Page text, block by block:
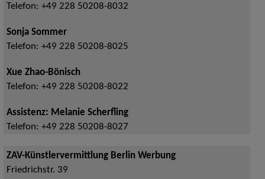
Telefon: +49 228 50208-8032
Sonja Sommer
Telefon: +49 228 50208-8025
Xue Zhao-Bönisch
Telefon: +49 228 50208-8022
Assistenz: Melanie Scherfling
Telefon: +49 228 50208-8027
ZAV-Künstlervermittlung Berlin Werbung
Friedrichstr. 39